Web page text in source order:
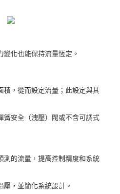
化也能保持流量恆定。
積，從而設定流量；此設定與其
簧安全（洩壓）閥或不含可調式
測的流量，提高控制精度和系統
，並簡化系統設計。